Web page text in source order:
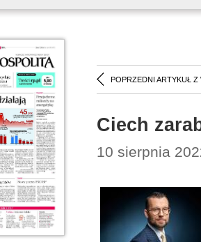
POPRZEDNI ARTYKUŁ Z
Ciech
10 sierpnia